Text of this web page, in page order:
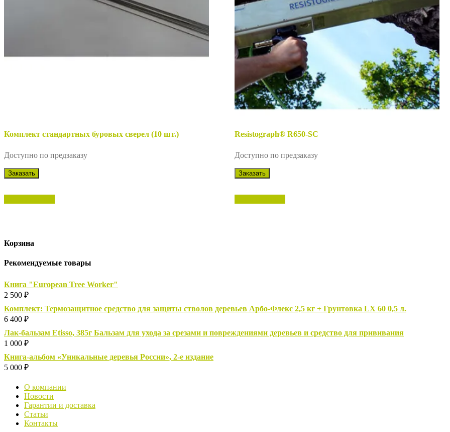
Комплект стандартных буровых сверел (10 шт.)
Доступно по предзаказу
Заказать
Resistograph® R650-SC
Доступно по предзаказу
Заказать
Корзина
Рекомендуемые товары
Книга "European Tree Worker"
2 500 ₽
Комплект: Термозащитное средство для защиты стволов деревьев Арбо-Флекс 2,5 кг + Грунтовка LX 60 0,5 л.
6 400 ₽
Лак-бальзам Etisso, 385г Бальзам для ухода за срезами и повреждениями деревьев и средство для прививания
1 000 ₽
Книга-альбом «Уникальные деревья России», 2-е издание
5 000 ₽
О компании
Новости
Гарантии и доставка
Статьи
Контакты